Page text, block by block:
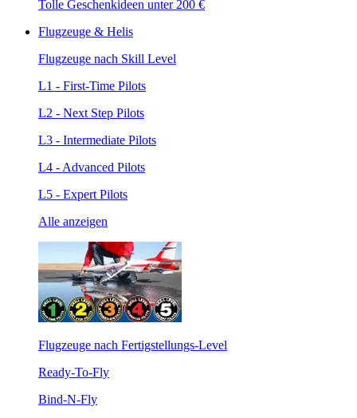
Tolle Geschenkideen unter 200 €
Flugzeuge & Helis
Flugzeuge nach Skill Level
L1 - First-Time Pilots
L2 - Next Step Pilots
L3 - Intermediate Pilots
L4 - Advanced Pilots
L5 - Expert Pilots
Alle anzeigen
Flugzeuge nach Fertigstellungs-Level
Ready-To-Fly
Bind-N-Fly